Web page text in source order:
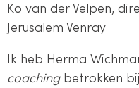
Ko van der Velpen,
Jerusalem Venray
Ik heb Herma
coaching betrokken